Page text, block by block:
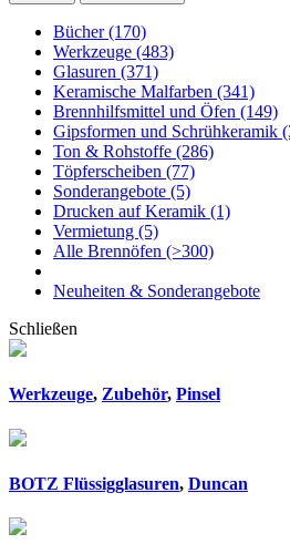
Bücher(170)
Werkzeuge (483)
Glasuren (371)
Keramische Malfarben (341)
Brennhilfsmittel und Öfen (149)
Gipsformen und Schrühkeramik
Ton & Rohstoffe (286)
Töpferscheiben (77)
Sonderangebote (5)
Drucken auf Keramik (1)
Vermietung (5)
Alle Brennöfen (>300)
Neuheiten & Sonderangebote
Schließen
Werkzeuge, Zubehör, Pinsel
BOTZ Flüssigglasuren, Duncan